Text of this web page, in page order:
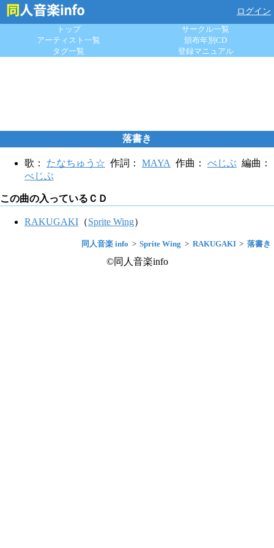
ログイン
トップ
サークル一覧
アーティスト一覧
頒布年別CD
タグ一覧
登録マニュアル
落書き
歌： たなちゅう☆ 作詞： MAYA 作曲： べじぶ 編曲：
べじぶ
この曲の入っているＣＤ
RAKUGAKI （Sprite Wing）
同人音楽 info Sprite Wing RAKUGAKI 落書き
©同人音楽info